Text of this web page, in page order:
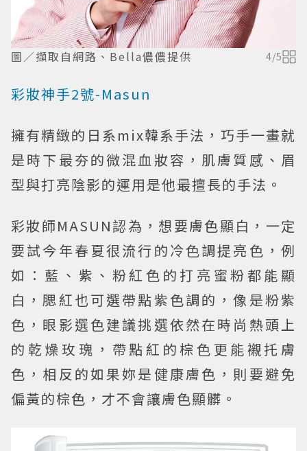
圖／擷取自網路、Bella儂儂提供 4/5
彩妝神手2號-Masun
擁有精緻的日系mix韓系手法，巧手一畫就
是時下最夯的微混血妝容，肌膚質感、眉
型與打亮陰影的運用是他最擅長的手法。
彩妝師MASUN認為，想要膚色顯白，一定
要試今年春夏很流行的冷色調提亮色，例
如：藍、紫、粉紅色的打亮蜜粉都能顯
白，腮紅也可選帶點紫色調的，像是粉紫
色，眼影選色建議挑選依然在時尚熱頭上
的乾燥玫瑰，帶點紅的棕色更能襯托膚
色，相反的如果妳是健康膚色，則要避免
偏黃的棕色，才不會讓膚色顯髒。